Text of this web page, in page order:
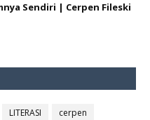
Sendiri | Cerpen Fileski
LITERASI
cerpen